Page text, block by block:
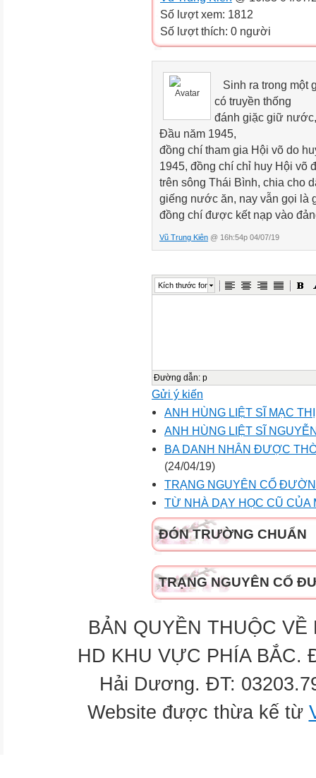
Số lượt xem: 1812
Số lượt thích: 0 người
Sinh ra trong một
có truyền thống
đánh giặc giữ
Đầu năm 1945,
đồng chí tham gia Hội võ do
1945, đồng chí chỉ huy Hội võ
trên sông Thái Bình, chia cho
giếng nước ăn, nay vẫn gọi là
đồng chí được kết nạp vào
Vũ Trung Kiên @ 16h:54p 04/07/19
Kích thước font
Đường dẫn: p
Gửi ý kiến
ANH HÙNG LIỆT SĨ MẠC
ANH HÙNG LIỆT SĨ
BA DANH NHÂN ĐƯỢC
(24/04/19)
TRẠNG NGUYÊN CỔ
TỪ NHÀ DẠY HỌC CŨ CỦA
ĐÓN TRƯỜNG CHUẨN
TRẠNG NGUYÊN CỔ
BẢN QUYỀN THUỘC
HD KHU VỰC PHÍA BẮC.
Hải Dương. ĐT:
Website được thừa kế từ